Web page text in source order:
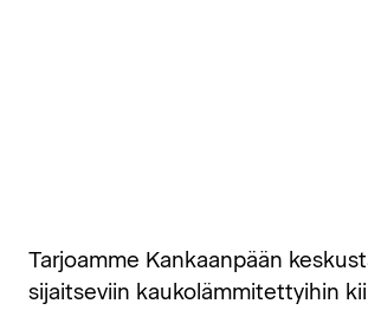
Tarjoamme Kankaanpään
sijaitseviin kaukolämmitettyihin